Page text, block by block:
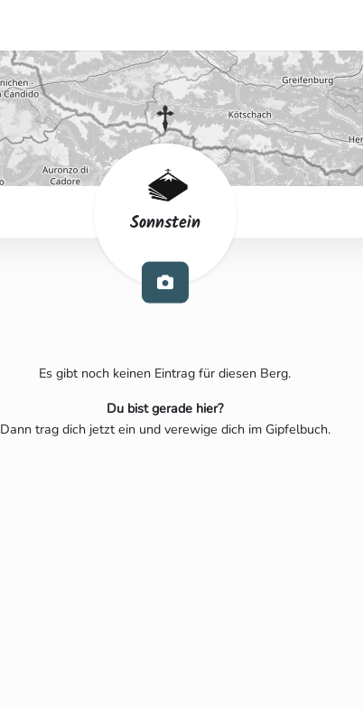
Sonnstein
Es gibt noch keinen Eintrag für diesen Berg.
Du bist gerade hier?
Dann trag dich jetzt ein und verewige dich im Gipfelbuch.